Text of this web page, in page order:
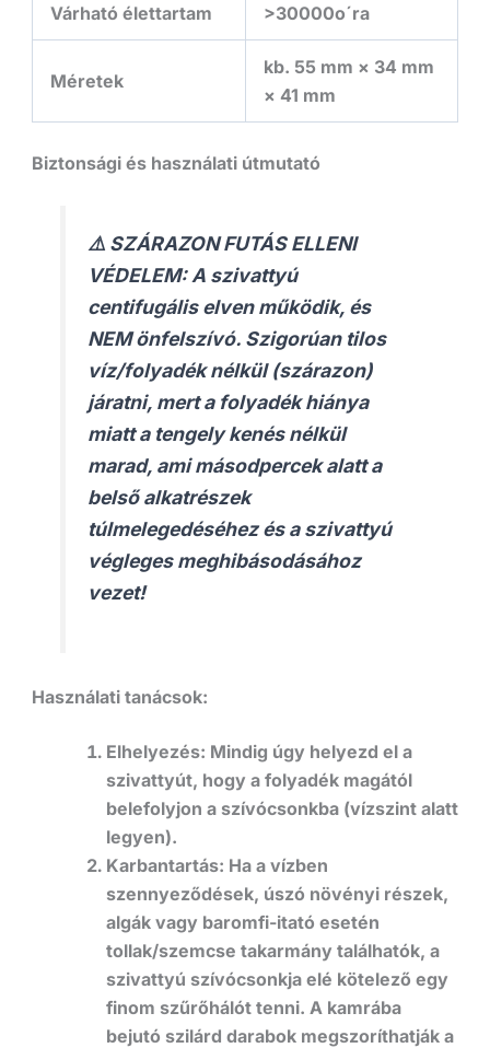
Várható élettartam >30000oˊra
Méretek
kb. 55 mm × 34 mm
× 41 mm
Biztonsági és használati útmutató
⚠️ SZÁRAZON FUTÁS ELLENI
VÉDELEM:A szivattyú
centifugális elven működik, és
NEM önfelszívó. Szigorúan tilos
víz/folyadék nélkül (szárazon)
járatni, mert a folyadék hiánya
miatt a tengely kenés nélkül
marad, ami másodpercek alatt a
belső alkatrészek
túlmelegedéséhez és a szivattyú
végleges meghibásodásához
vezet!
Használati tanácsok:
Elhelyezés: Mindig úgy helyezd el a
szivattyút, hogy a folyadék magától
belefolyjon a szívócsonkba (vízszint alatt
legyen).
Karbantartás: Ha a vízben
szennyeződések, úszó növényi részek,
algák vagy baromfi-itató esetén
tollak/szemcse takarmány találhatók, a
szivattyú szívócsonkja elé kötelező egy
finom szűrőhálót tenni. A kamrába
bejutó szilárd darabok megszoríthatják a